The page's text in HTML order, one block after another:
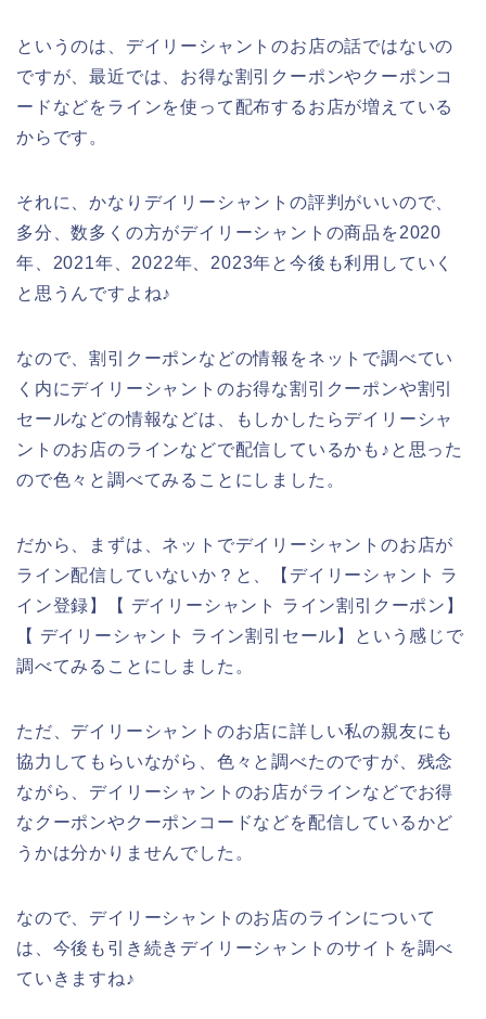
というのは、デイリーシャントのお店の話ではないの
ですが、最近では、お得な割引クーポンやクーポンコ
ードなどをラインを使って配布するお店が増えている
からです。
それに、かなりデイリーシャントの評判がいいので、
多分、数多くの方がデイリーシャントの商品を2020
年、2021年、2022年、2023年と今後も利用していく
と思うんですよね♪
なので、割引クーポンなどの情報をネットで調べてい
く内にデイリーシャントのお得な割引クーポンや割引
セールなどの情報などは、もしかしたらデイリーシャ
ントのお店のラインなどで配信しているかも♪と思った
ので色々と調べてみることにしました。
だから、まずは、ネットでデイリーシャントのお店が
ライン配信していないか？と、【デイリーシャント ラ
イン登録】【 デイリーシャント ライン割引クーポン】
【 デイリーシャント ライン割引セール】という感じで
調べてみることにしました。
ただ、デイリーシャントのお店に詳しい私の親友にも
協力してもらいながら、色々と調べたのですが、残念
ながら、デイリーシャントのお店がラインなどでお得
なクーポンやクーポンコードなどを配信しているかど
うかは分かりませんでした。
なので、デイリーシャントのお店のラインについて
は、今後も引き続きデイリーシャントのサイトを調べ
ていきますね♪